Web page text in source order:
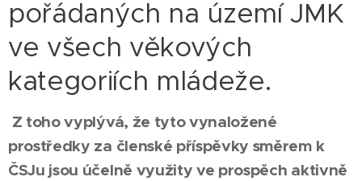
pořádaných na území JMK
ve všech věkových
kategoriích mládeže.
Z toho vyplývá, že tyto vynaložené
prostředky za členské příspěvky směrem k
ČSJu jsou účelně využity ve prospěch aktivně